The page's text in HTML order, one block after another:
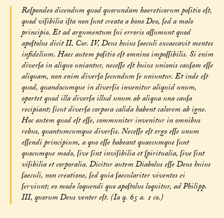
Reſpondeo dicendum quod quorundam haereticorum poſitio eſt,
quod viſibilia iſta non ſunt creata a bono Deo, ſed a malo
principio. Et ad argumentum ſui erroris aſſumunt quod
apoſtolus dicit II, Cor. IV, Deus huius ſaeculi excaecavit mentes
infidelium. Haec autem poſitio eſt omnino impoſſibilis. Si enim
diverſa in aliquo uniantur, neceſſe eſt huius unionis cauſam eſſe
aliquam, non enim diverſa ſecundum ſe uniuntur. Et inde eſt
quod, quandocumque in diverſis invenitur aliquid unum,
oportet quod illa diverſa illud unum ab aliqua una cauſa
recipiant; ſicut diverſa corpora calida habent calorem ab igne.
Hoc autem quod eſt eſſe, communiter invenitur in omnibus
rebus, quantumcumque diverſis. Neceſſe eſt ergo eſſe unum
eſſendi principium, a quo eſſe habeant quaecumque ſunt
quocumque modo, ſive ſint inviſibilia et ſpiritualia, ſive ſint
viſibilia et corporalia. Dicitur autem Diabolus eſſe Deus huius
ſaeculi, non creatione, ſed quia ſaeculariter viventes ei
ſerviunt; eo modo loquendi quo apoſtolus loquitur, ad Philipp.
III, quorum Deus venter eſt. (Ia q. 65 a. 1 co.)